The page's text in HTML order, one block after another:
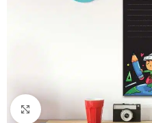
Πατήστε για